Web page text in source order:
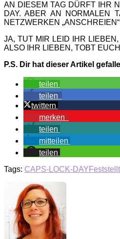
AN DIESEM TAG DÜRFT IHR
DAY. ABER AN NORMALEN
NETZWERKEN
JA, TUT MIR LEID IHR
ALSO IHR LIEBEN, TOBT
P.S. Dir hat dieser Artikel
teilen
teilen
twittern
merken
teilen
mitteilen
teilen
Tags: CAPS-LOCK-DAY